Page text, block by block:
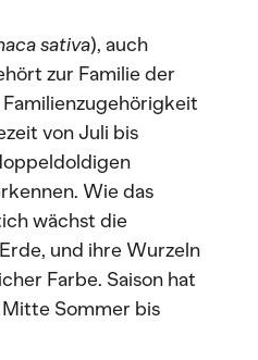
sativa), auch
zur Familie der
von Juli bis
Wie das
wächst die
und ihre Wurzeln
Farbe. Saison hat
Sommer bis